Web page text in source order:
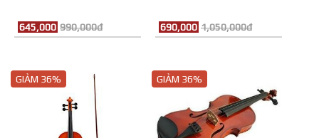
645,000 990,000đ 690,000 1,050,000đ
GIẢM 36% GIẢM 36%